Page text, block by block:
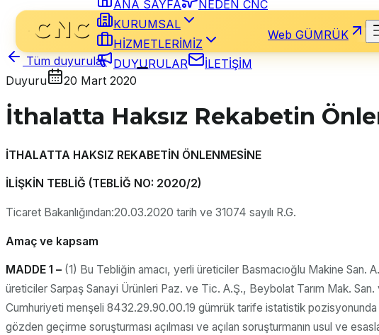
ANA SAYFA
NEDEN CNC
KURUMSAL
HİZMETLERİMİZ
DUYURULAR
İLETİŞİM
Web GÜMRÜK
Tüm duyurular
Duyuru
20 Mart 2020
İthalatta Haksız Rekabetin
İTHALATTA HAKSIZ REKABETİN ÖNLENMESİNE
İLİŞKİN TEBLİĞ (TEBLİĞ NO: 2020/2)
Ticaret Bakanlığından:20.03.2020 tarih ve 31074 sayılı R.G.
Amaç ve kapsam
MADDE 1 – (1) Bu Tebliğin amacı, yerli üreticiler Basmacıoğlu Makine San.
üreticiler Sarpaş Sanayi Ürünleri Paz. ve Tic. A.Ş., Beybolat Tarım Mak.
Cumhuriyeti menşeli 8432.29.90.00.19 gümrük tarife istatistik pozisyonunda
gözden geçirme soruşturması açılması ve açılan soruşturmanın usul ve